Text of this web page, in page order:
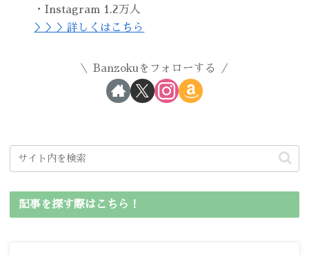
・Instagram 1.2万人
＞＞＞詳しくはこちら
Banzokuをフォローする
記事を探す際はこちら！